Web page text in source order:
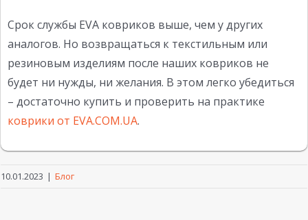
Срок службы EVA ковриков выше, чем у других
аналогов. Но возвращаться к текстильным или
резиновым изделиям после наших ковриков не
будет ни нужды, ни желания. В этом легко убедиться
– достаточно купить и проверить на практике
коврики от EVA.COM.UA.
10.01.2023 | Блог